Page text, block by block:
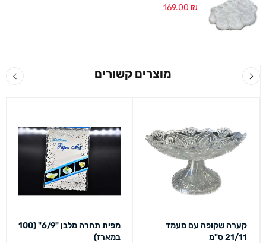
169.00 ₪
מוצרים קשורים
קערה שקופה עם מעמד
21/11 ס"מ
מפית תחרה מלבן "6/9" (100
במארז)